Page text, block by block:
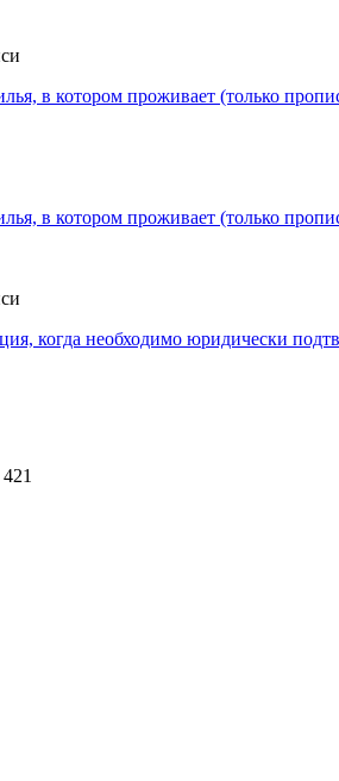
в котором проживает (только
в котором проживает (только
когда необходимо юридически